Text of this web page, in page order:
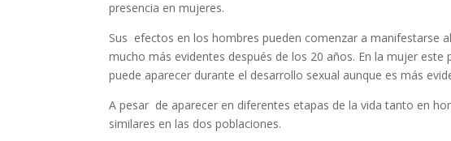
presencia en mujeres.
Sus efectos en los hombres pueden comenzar a manifestarse
mucho más evidentes después de los 20 años. En la mujer
puede aparecer durante el desarrollo sexual aunque es más
A pesar de aparecer en diferentes etapas de la vida tanto en
similares en las dos poblaciones.